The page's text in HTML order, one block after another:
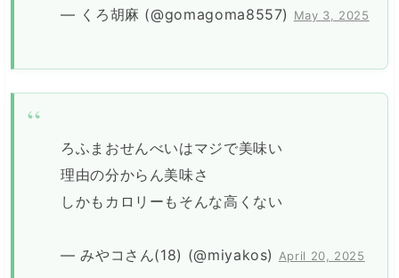
— くろ胡麻 (@gomagoma8557) May 3, 2025
ろふまおせんべいはマジで美味い
理由の分からん美味さ
しかもカロリーもそんな高くない
— みやコさん(18) (@miyakos) April 20, 2025